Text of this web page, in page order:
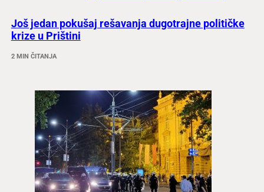
Još jedan pokušaj rešavanja dugotrajne političke
krize u Prištini
2 MIN ČITANJA